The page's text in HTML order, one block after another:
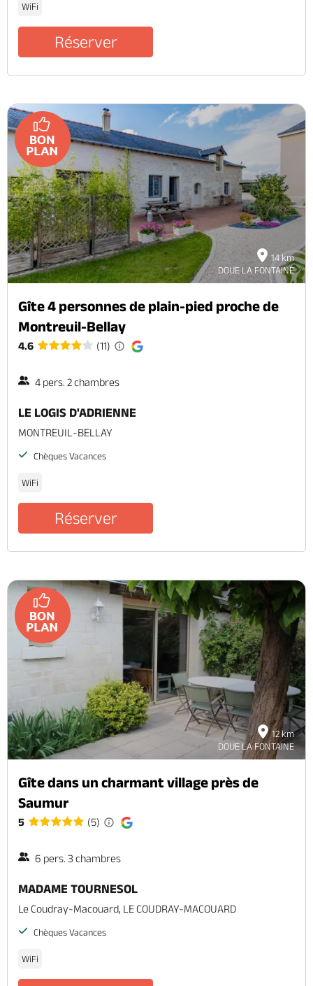
WiFi
Réserver
14 km
DOUE LA FONTAINE
Gîte 4 personnes de plain-pied proche de
Montreuil-Bellay
4.6 (11)
4 pers. 2 chambres
LE LOGIS D'ADRIENNE
MONTREUIL-BELLAY
Chèques Vacances
WiFi
Réserver
12 km
DOUE LA FONTAINE
Gîte dans un charmant village près de
Saumur
5 (5)
6 pers. 3 chambres
MADAME TOURNESOL
Le Coudray-Macouard, LE COUDRAY-MACOUARD
Chèques Vacances
WiFi